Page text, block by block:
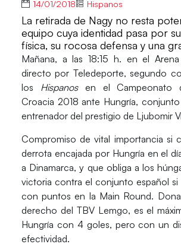
14/01/2018 Hispanos
La retirada de Nagy no resta
equipo cuya identidad pasa por
física, su rocosa defensa y una
Mañana, a las 18:15 h. en el
directo por Teledeporte, segundo
los Hispanosen el Campeonato
Croacia 2018 ante Hungría,
entrenador del prestigio de Ljubomir
Compromiso de vital importancia si
derrota encajada por Hungría en el
a Dinamarca, y que obliga a los
victoria contra el conjunto español si
con puntos en la Main Round.
derecho del TBV Lemgo, es el
Hungría con 4 goles, pero con un
efectividad.